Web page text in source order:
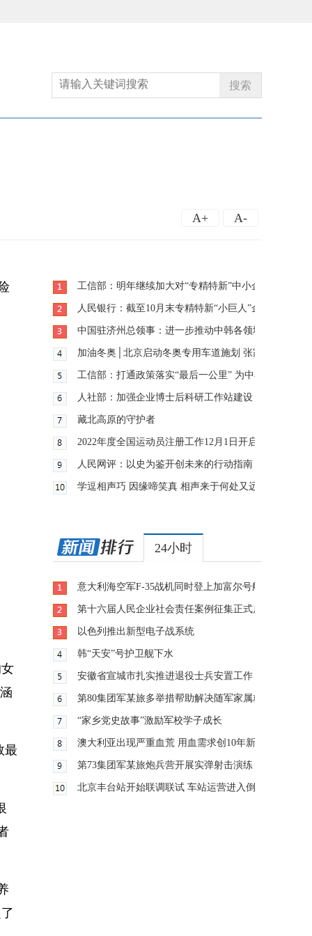
搜索
A+ A-
最
工信部：明年继续加大对“专精特新”中小企业培育力度
人民银行：截至10月末专精特新“小巨人”企业整体获
中国驻济州总领事：进一步推动中韩各领域各地区交
加油冬奥│北京启动冬奥专用车道施划 张家口赛区测
工信部：打通政策落实“最后一公里” 为中小企业纾困
人社部：加强企业博士后科研工作站建设 推动企业创
藏北高原的守护者
2022年度全国运动员注册工作12月1日开启
人民网评：以史为鉴开创未来的行动指南
学逗相声巧 因缘啼笑真 相声来于何处又远至何方？
24小时
意大利海空军F-35战机同时登上加富尔号航母
第十六届人民企业社会责任案例征集正式启动
以色列推出新型电子战系统
韩“天安”号护卫舰下水
安徽省宣城市扎实推进退役士兵安置工作
第80集团军某旅多举措帮助解决随军家属就业难题
“家乡党史故事”激励军校学子成长
澳大利亚出现严重血荒 用血需求创10年新高
第73集团军某旅炮兵营开展实弹射击演练
北京丰台站开始联调联试 车站运营进入倒计时